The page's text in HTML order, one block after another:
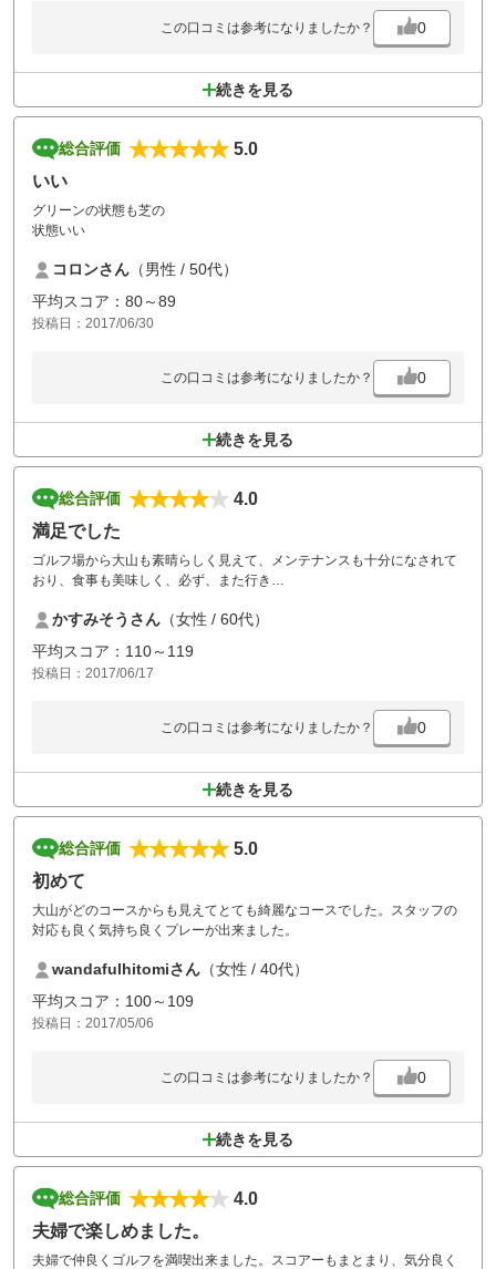
この口コミは参考になりましたか？ 0
続きを見る
総合評価
5.0
いい
グリーンの状態も芝の
状態いい
コロンさん （男性 / 50代）
平均スコア：80～89
投稿日：2017/06/30
この口コミは参考になりましたか？ 0
続きを見る
総合評価
4.0
満足でした
ゴルフ場から大山も素晴らしく見えて、メンテナンスも十分になされて
おり、食事も美味しく、必ず、また行き
かすみそうさん （女性 / 60代）
平均スコア：110～119
投稿日：2017/06/17
この口コミは参考になりましたか？ 0
続きを見る
総合評価
5.0
初めて
大山がどのコースからも見えてとても綺麗なコースでした。スタッフの
対応も良く気持ち良くプレーが出来ました。
wandafulhitomiさん （女性 / 40代）
平均スコア：100～109
投稿日：2017/05/06
この口コミは参考になりましたか？ 0
続きを見る
総合評価
4.0
夫婦で楽しめました。
夫婦で仲良くゴルフを満喫出来ました。スコアーもまとまり、気分良く